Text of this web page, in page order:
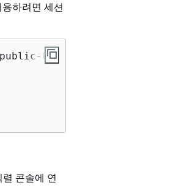
하려면 세션
key \
콘솔에 연